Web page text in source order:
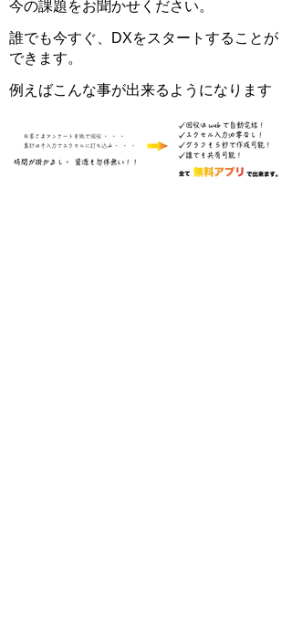
今の課題をお聞かせください。
誰でも今すぐ、DXをスタートすることが
できます。
例えばこんな事が出来るようになります